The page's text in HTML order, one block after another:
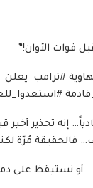
فوات الأوان!”
إنه تحذير
فالحقيقة مُرّة
أو نستيقظ على